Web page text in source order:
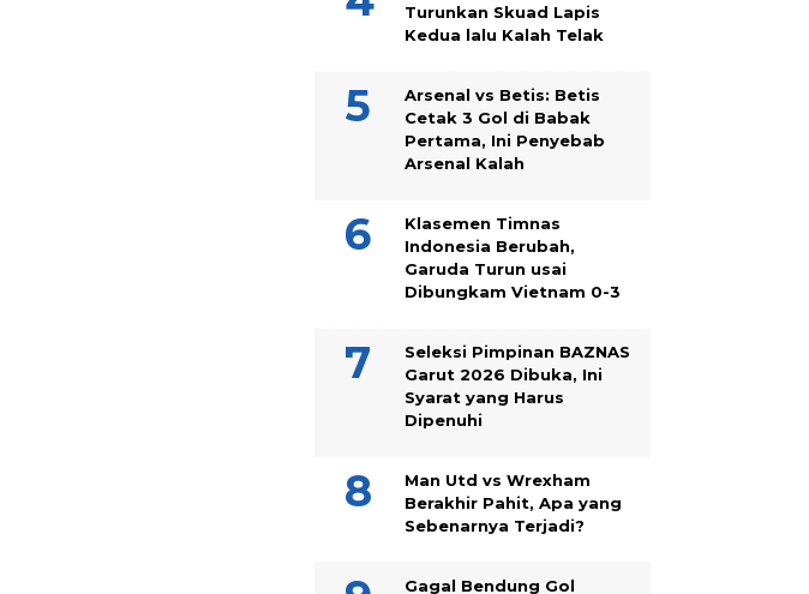
Turunkan Skuad Lapis
Kedua lalu Kalah Telak
Arsenal vs Betis: Betis
Cetak 3 Gol di Babak
Pertama, Ini Penyebab
Arsenal Kalah
Klasemen Timnas
Indonesia Berubah,
Garuda Turun usai
Dibungkam Vietnam 0-3
Seleksi Pimpinan BAZNAS
Garut 2026 Dibuka, Ini
Syarat yang Harus
Dipenuhi
Man Utd vs Wrexham
Berakhir Pahit, Apa yang
Sebenarnya Terjadi?
Gagal Bendung Gol